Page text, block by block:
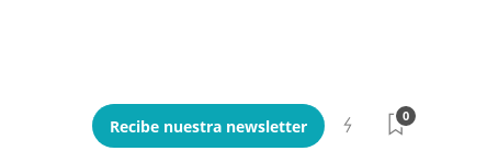
Recibe nuestra newsletter
0